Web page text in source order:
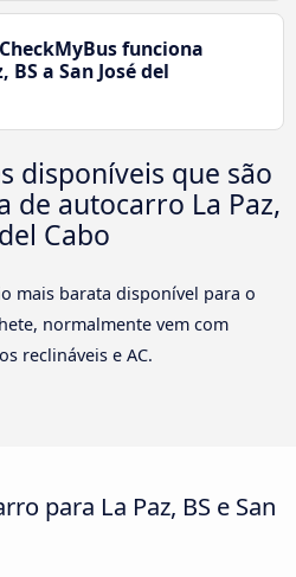
funciona
a San José del
disponíveis que são
de autocarro La Paz,
Cabo
mais barata disponível para o
normalmente vem com
reclináveis e AC.
para La Paz, BS e San